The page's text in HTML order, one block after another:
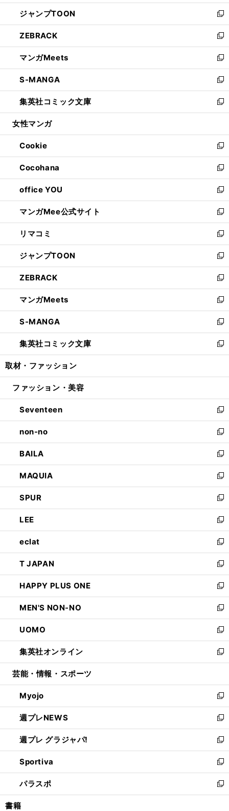
開
く
ウ
で
開
く
ン
ド
ウ
で
開
く
ウ
ィ
ン
ド
ウ
で
開
く
し
い
ウ
ィ
ン
ド
ウ
で
開
く
ジャンプTOON
新
し
い
ウ
ィ
ン
ド
ウ
で
開
ZEBRACK
新
し
い
ウ
ィ
ン
ド
ウ
開
く
マンガMeets
新
し
い
ウ
ィ
ン
ウ
で
開
く
S-MANGA
新
し
い
ウ
ン
ド
ウ
で
開
く
集英社コミック文庫
新
し
ウ
ィ
ン
ド
ウ
で
開
く
女性マンガ
Cookie
新
し
い
ウ
ィ
ン
ド
ウ
で
開
く
Cocohana
新
し
い
ウ
ィ
ン
ド
ウ
で
開
く
office YOU
新
し
い
ウ
ィ
ン
ド
ウ
で
開
く
マンガMee公式サイト
新
し
い
ウ
ィ
ン
ド
ウ
で
開
く
リマコミ
新
し
い
ウ
ィ
ン
ド
ウ
で
開
く
ジャンプTOON
新
し
い
ウ
ィ
ン
ド
ウ
で
開
ZEBRACK
新
し
い
ウ
ィ
ン
ド
ウ
開
マンガMeets
新
し
い
ウ
ィ
ン
ウ
開
く
S-MANGA
新
し
い
ウ
ン
ウ
で
開
く
集英社コミック文庫
新
し
ウ
ン
ド
ウ
で
開
く
取材・ファッション
ファッション・美容
Seventeen
新
し
い
ウ
ィ
ン
ド
ウ
で
開
く
non-no
新
し
い
ウ
ィ
ン
ド
ウ
で
開
く
BAILA
新
し
い
ウ
ィ
ン
ド
ウ
で
開
く
MAQUIA
新
し
い
ウ
ィ
ン
ド
ウ
で
開
く
SPUR
新
し
い
ウ
ィ
ン
ド
ウ
で
開
く
LEE
新
し
い
ウ
ィ
ン
ド
ウ
で
開
く
eclat
新
し
い
ウ
ィ
ン
ド
ウ
で
開
く
T JAPAN
新
し
い
ウ
ィ
ン
ド
ウ
で
開
HAPPY PLUS ONE
新
し
い
ウ
ィ
ン
ド
ウ
開
く
MEN'S NON-NO
新
し
い
ウ
ィ
ン
ウ
で
開
く
UOMO
新
し
い
ウ
ン
ド
ウ
で
開
く
集英社オンライン
新
し
ウ
ィ
ン
ド
ウ
で
開
く
芸能・情報・スポーツ
Myojo
新
し
い
ウ
ィ
ン
ド
ウ
で
開
週プレNEWS
新
し
い
ウ
ィ
ン
ド
ウ
週プレ グラジャパ!
新
し
い
ウ
ィ
ン
Sportiva
新
し
い
ウ
パラスポ
新
し
書籍